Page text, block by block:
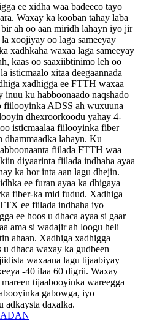
ee xidha waa badeeco tayo
Waxay ka kooban tahay laba
ah oo aan miridh lahayn iyo jir
xoojiyay oo laga sameeyay
xadhkaha waxaa laga sameeyay
kaas oo saaxiibtinimo leh oo
isticmaalo xitaa deegaannada
xadhigga ee FTTH waxaa
inuu ku habboonaado naqshado
fiilooyinka ADSS ah wuxuuna
dhexroorkoodu yahay 4-
isticmaalaa fiilooyinka fiber
dhammaadka lahayn. Ku
fiilada FTTH waa
diyaarinta fiilada indhaha ayaa
ka hor inta aan lagu dhejin.
ee furan ayaa ka dhigaya
fiber-ka mid fudud. Xadhiga
ee fiilada indhaha iyo
ee hoos u dhaca ayaa si gaar
ama si wadajir ah loogu heli
ahaan. Xadhiga xadhigga
dhaca waxay ka gudbeen
waxaana lagu tijaabiyay
-40 ilaa 60 digrii. Waxay
tijaabooyinka wareegga
gabowga, iyo
adkaysta daxalka.